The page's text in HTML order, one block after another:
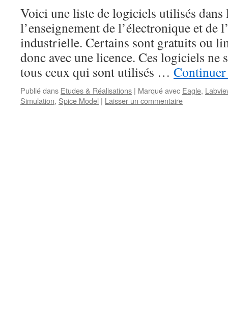
Voici une liste de logiciels utilisés dans
l’enseignement de l’électronique et de
industrielle. Certains sont gratuits ou
donc avec une licence. Ces logiciels ne
tous ceux qui sont utilisés …
Publié dans Etudes & Réalisations | Marqué avec Eagle,
Simulation, Spice Model | Laisser un commentaire